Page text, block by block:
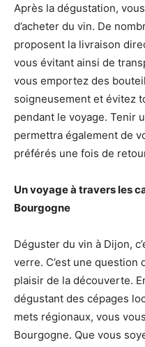
Après la dégustation,
d’acheter du vin. De
proposent la livraison
vous évitant ainsi de
vous emportez des
soigneusement et évitez
pendant le voyage. Tenir
permettra également de
préférés une fois de
Un voyage à travers les
Bourgogne
Déguster du vin à Dijon,
verre. C’est une question
plaisir de la découverte.
dégustant des cépages
mets régionaux, vous
Bourgogne. Que vous